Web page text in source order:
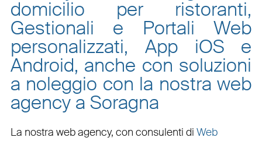
domicilio per ristoranti,
Gestionali e Portali Web
personalizzati, App iOS e
Android, anche con soluzioni
a noleggio con la nostra web
agency a Soragna
La nostra web agency, con consulenti di Web